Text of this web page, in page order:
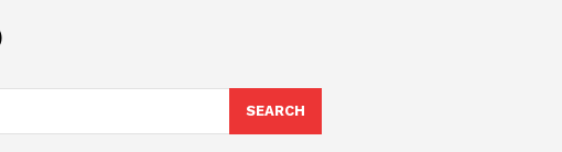
SEARCH